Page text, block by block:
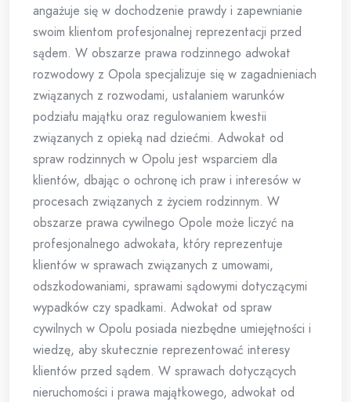
angażuje się w dochodzenie prawdy i zapewnianie
swoim klientom profesjonalnej reprezentacji przed
sądem. W obszarze prawa rodzinnego adwokat
rozwodowy z Opola specjalizuje się w zagadnieniach
związanych z rozwodami, ustalaniem warunków
podziału majątku oraz regulowaniem kwestii
związanych z opieką nad dziećmi. Adwokat od
spraw rodzinnych w Opolu jest wsparciem dla
klientów, dbając o ochronę ich praw i interesów w
procesach związanych z życiem rodzinnym. W
obszarze prawa cywilnego Opole może liczyć na
profesjonalnego adwokata, który reprezentuje
klientów w sprawach związanych z umowami,
odszkodowaniami, sprawami sądowymi dotyczącymi
wypadków czy spadkami. Adwokat od spraw
cywilnych w Opolu posiada niezbędne umiejętności i
wiedzę, aby skutecznie reprezentować interesy
klientów przed sądem. W sprawach dotyczących
nieruchomości i prawa majątkowego, adwokat od